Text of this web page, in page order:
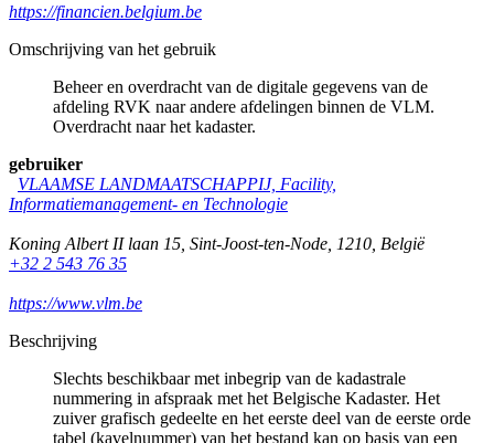
https://financien.belgium.be
Omschrijving van het gebruik
Beheer en overdracht van de digitale gegevens van de
afdeling RVK naar andere afdelingen binnen de VLM.
Overdracht naar het kadaster.
gebruiker
VLAAMSE LANDMAATSCHAPPIJ, Facility,
Informatiemanagement- en Technologie
Koning Albert II laan 15 Sint-Joost-ten-Node 1210 België
+32 2 543 76 35
https://www.vlm.be
Beschrijving
Slechts beschikbaar met inbegrip van de kadastrale
nummering in afspraak met het Belgische Kadaster. Het
zuiver grafisch gedeelte en het eerste deel van de eerste orde
tabel (kavelnummer) van het bestand kan op basis van een